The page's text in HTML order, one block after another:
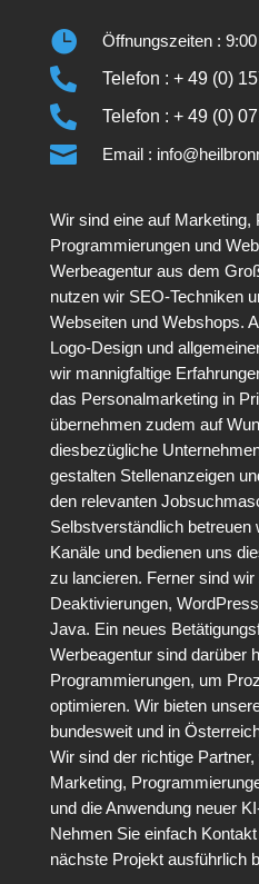
 Öffnungszeiten :
 Telefon : + 49 (0)
 Telefon : + 49 (0)
 Email :
Wir sind eine auf Marketing,
Programmierungen und
Werbeagentur aus dem
nutzen wir SEO-Techniken
Webseiten und Webshops.
Logo-Design und
wir mannigfaltige
das Personalmarketing in
übernehmen zudem auf
diesbezügliche
gestalten Stellenanzeigen
den relevanten
Selbstverständlich betreuen
Kanäle und bedienen uns
zu lancieren. Ferner sind
Deaktivierungen,
Java. Ein neues
Werbeagentur sind darüber
Programmierungen, um
optimieren. Wir bieten
bundesweit und in
Wir sind der richtige
Marketing,
und die Anwendung neuer
Nehmen Sie einfach
nächste Projekt ausführlich